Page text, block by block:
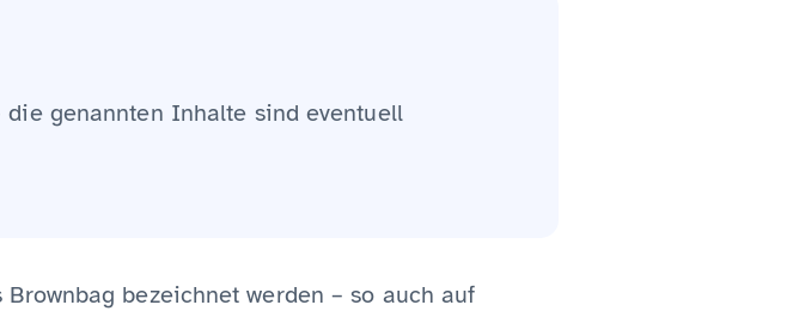
genannten Inhalte sind eventuell
bezeichnet werden – so auch auf